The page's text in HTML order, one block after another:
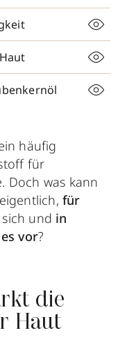
häufig
für
Doch was kann
für
und in
vor?
die
Haut